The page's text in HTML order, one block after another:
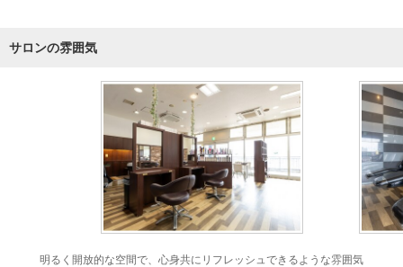
サロンの雰囲気
明るく開放的な空間で、心身共にリフレッシュできるような雰囲気